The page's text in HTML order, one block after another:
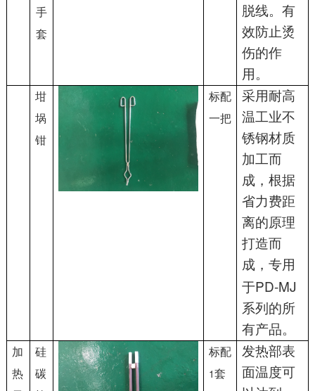
手
套
脱线。有
效防止烫
伤的作
用。
坩
埚
钳
标配
一把
采用耐高
温工业不
锈钢材质
加工而
成，根据
省力费距
离的原理
打造而
成，专用
于PD-MJ
系列的所
有产品。
加
热
硅
碳
标配
1套
发热部表
面温度可